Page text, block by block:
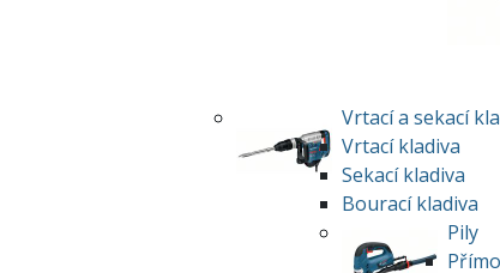
Vrtací a sekací
Vrtací kladiva
Sekací kladiva
Bourací kladiva
Pily